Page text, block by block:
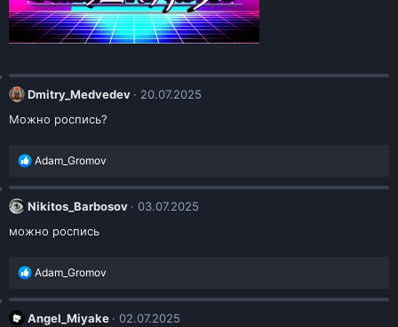
Dmitry_Medvedev
20.07.2025
Можно роспись?
Р
а
к
и
Adam_Gromov
Nikitos_Barbosov
03.07.2025
можно роспись
Р
а
к
Adam_Gromov
Angel_Miyake
02.07.2025